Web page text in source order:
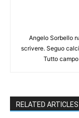
Angelo Sorbello
scrivere. Seguo
Tutto
RELATED ARTICLES